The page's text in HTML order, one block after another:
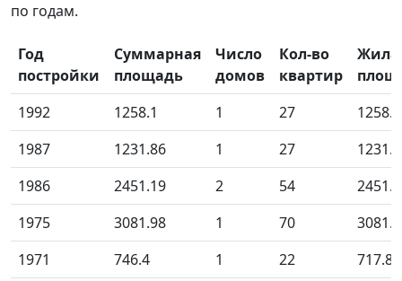
по годам.
Год
постройки
Суммарная
площадь
Число
домов
Кол-во
квартир
1992
1258.1 1 27
1987
1231.86 1 27
1986
2451.19 2 54
1975
3081.98 1 70
1971
746.4 1 22
717.80